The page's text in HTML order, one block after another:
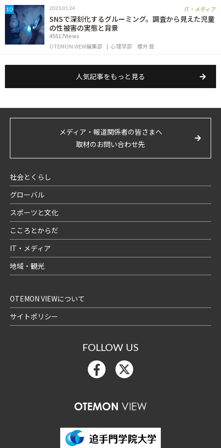
10 2023.01.24 IT・メディア
SNSで深刻化するグルーミング。調査から見えた児童
の性被害の実態と背景
45517Views
OTEMON VIEW編集部
心理学部 櫻井 鼓
人気記事をもっと見る
メディア・報道関係者の皆さまへ
取材のお問い合わせ先
社会とくらし
グローバル
スポーツと文化
こころとからだ
IT・メディア
地域・観光
OTEMON VIEWについて
サイトポリシー
FOLLOW US